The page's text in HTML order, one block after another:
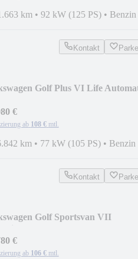
km • 92 kW (125 PS) • Benzin
Kontakt
Golf Plus VI Life
€
ab 108 € mtl.
km • 77 kW (105 PS) • Benzin
Kontakt
Golf Sportsvan VII
€
ab 106 € mtl.